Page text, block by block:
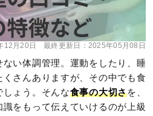
12月20日 最終更新日： 2025年05月08日
い体調管理。運動をしたり、睡
さんありますが、その中でも食
ょう。そんな食事の大切さを、
をもって伝えていけるのが上級